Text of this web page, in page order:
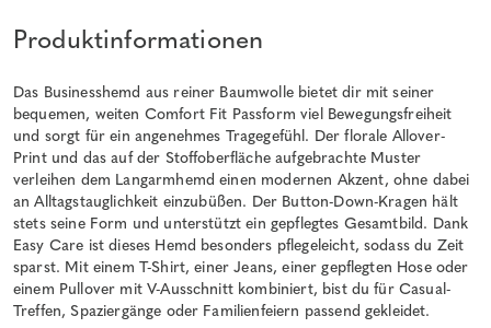
Produktinformationen
Das Businesshemd aus reiner Baumwolle bietet dir mit seiner
bequemen, weiten Comfort Fit Passform viel Bewegungsfreiheit
und sorgt für ein angenehmes Tragegefühl. Der florale Allover-
Print und das auf der Stoffoberfläche aufgebrachte Muster
verleihen dem Langarmhemd einen modernen Akzent, ohne dabei
an Alltagstauglichkeit einzubüßen. Der Button-Down-Kragen hält
stets seine Form und unterstützt ein gepflegtes Gesamtbild. Dank
Easy Care ist dieses Hemd besonders pflegeleicht, sodass du Zeit
sparst. Mit einem T-Shirt, einer Jeans, einer gepflegten Hose oder
einem Pullover mit V-Ausschnitt kombiniert, bist du für Casual-
Treffen, Spaziergänge oder Familienfeiern passend gekleidet.